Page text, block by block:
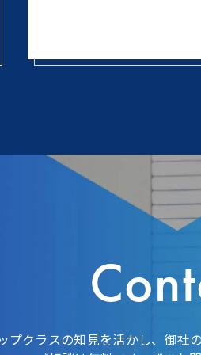
プクラスの知見を活かし、御社